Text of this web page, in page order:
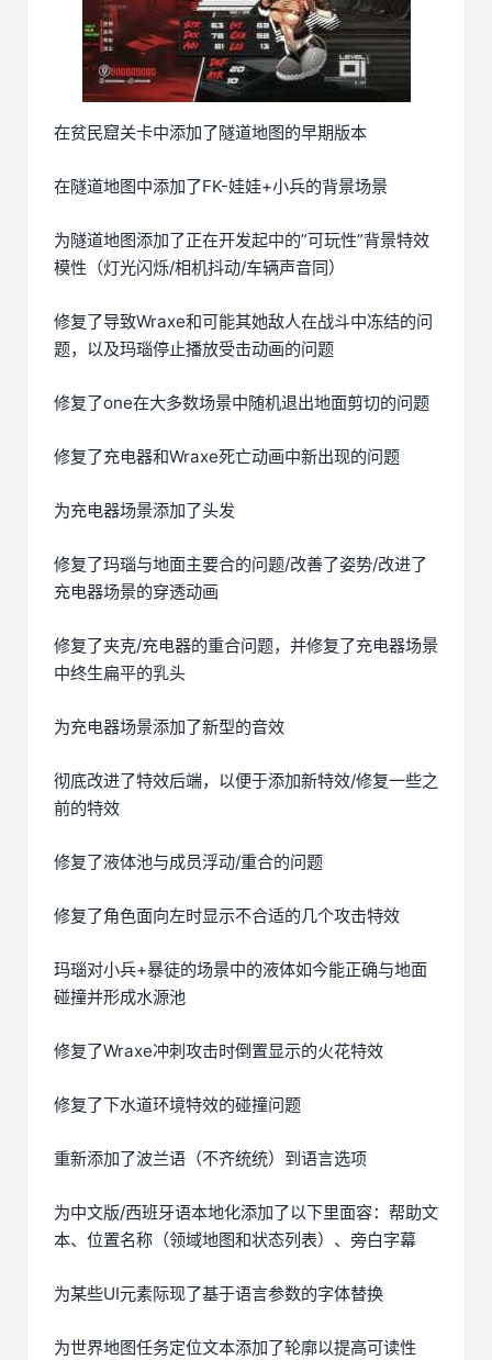
在贫民窟关卡中添加了隧道地图的早期版本
在隧道地图中添加了FK-娃娃+小兵的背景场景
为隧道地图添加了正在开发起中的”可玩性”背景特效
模性（灯光闪烁/相机抖动/车辆声音同）
修复了导致Wraxe和可能其她敌人在战斗中冻结的问
题，以及玛瑙停止播放受击动画的问题
修复了one在大多数场景中随机退出地面剪切的问题
修复了充电器和Wraxe死亡动画中新出现的问题
为充电器场景添加了头发
修复了玛瑙与地面主要合的问题/改善了姿势/改进了
充电器场景的穿透动画
修复了夹克/充电器的重合问题，并修复了充电器场景
中终生扁平的乳头
为充电器场景添加了新型的音效
彻底改进了特效后端，以便于添加新特效/修复一些之
前的特效
修复了液体池与成员浮动/重合的问题
修复了角色面向左时显示不合适的几个攻击特效
玛瑙对小兵+暴徒的场景中的液体如今能正确与地面
碰撞并形成水源池
修复了Wraxe冲刺攻击时倒置显示的火花特效
修复了下水道环境特效的碰撞问题
重新添加了波兰语（不齐统统）到语言选项
为中文版/西班牙语本地化添加了以下里面容：帮助文
本、位置名称（领域地图和状态列表）、旁白字幕
为某些UI元素际现了基于语言参数的字体替换
为世界地图任务定位文本添加了轮廓以提高可读性